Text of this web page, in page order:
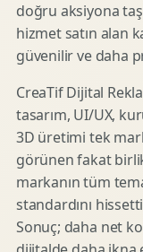
doğru aksiyona
hizmet satın alan
güvenilir ve daha
CreaTif Dijital
tasarım, UI/UX,
3D üretimi tek
görünen fakat
markanın tüm
standardını
Sonuç; daha net